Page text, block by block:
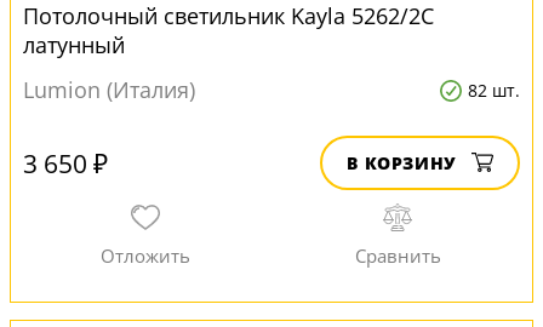
Потолочный светильник Kayla 5262/2C
латунный
Lumion (Италия)
82 шт.
3 650 ₽ В КОРЗИНУ